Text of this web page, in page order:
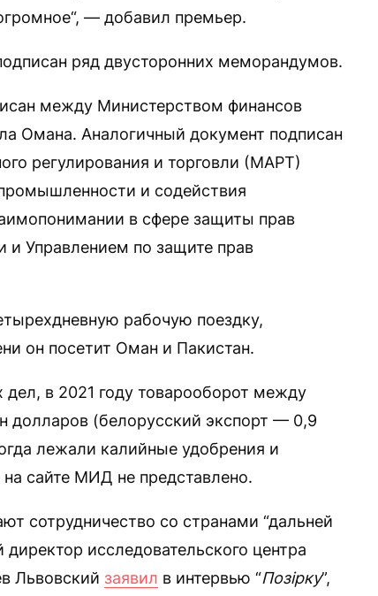
— добавил премьер.
ряд двусторонних меморандумов.
между Министерством финансов
Омана. Аналогичный документ подписан
регулирования и торговли (МАРТ)
и содействия
в сфере защиты прав
Управлением по защите прав
рабочую поездку,
он посетит Оман и Пакистан.
в 2021 году товарооборот между
долларов (белорусский экспорт — 0,9
лежали калийные удобрения и
сайте МИД не представлено.
сотрудничество со странами “дальней
исследовательского центра
Львовский заявил в интервью “Позірку”,